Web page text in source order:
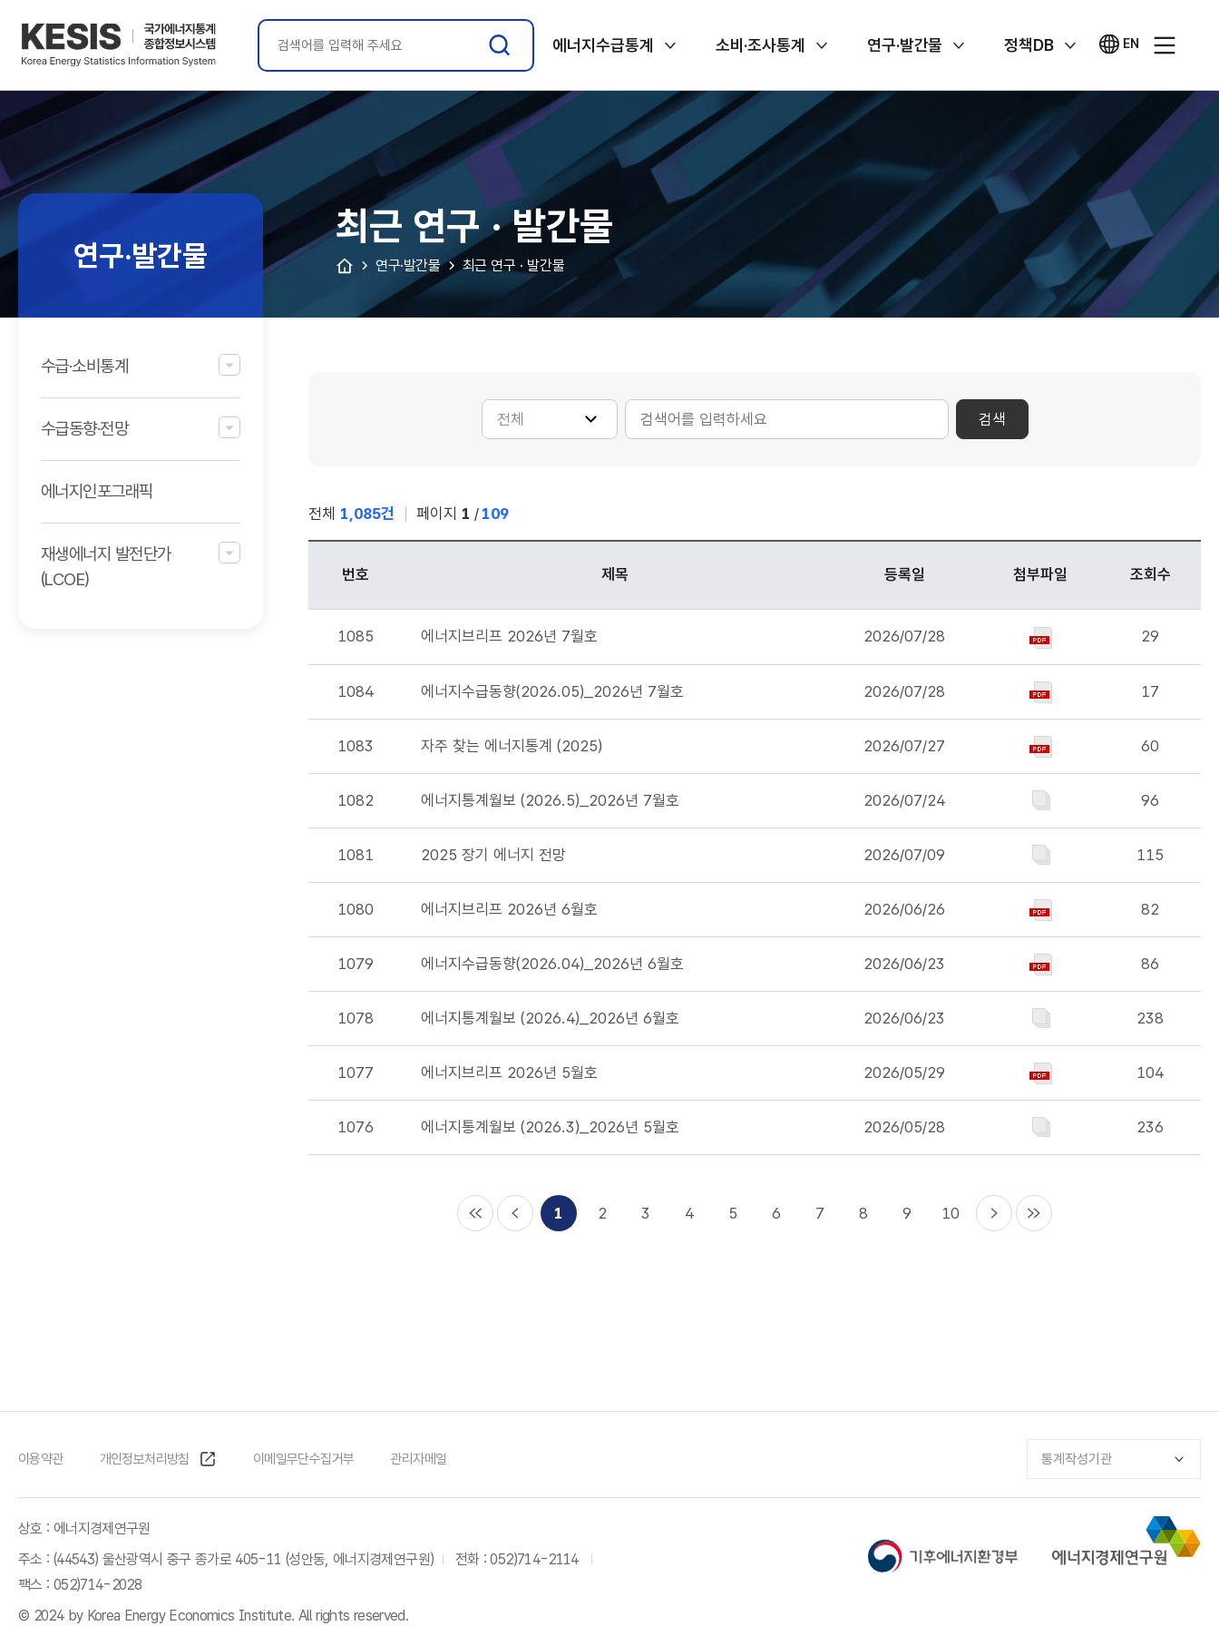
KESIS
국가에너지통계
종합정보시스템
EN
영문
에너지수급통계 소비·조사통계 연구·발간물 정책DB
최근 연구 · 발간물
연구·발간물 최근 연구 · 발간물
연구·발간물
수급·소비통계
수급동향·전망
에너지인포그래픽
재생에너지 발전단가
(LCOE)
검색
전체 1,085건 페이지 1 / 109
·
발간물
제목,
작성자,
등록일,
첨부파일,
번호 제목 등록일 첨부파일 조회수
1085 에너지브리프 2026년 7월호 2026/07/28 29
1084 에너지수급동향(2026.05)_2026년 7월호 2026/07/28 17
1083 자주 찾는 에너지통계 (2025) 2026/07/27 60
1082 에너지통계월보 (2026.5)_2026년 7월호 2026/07/24 96
1081 2025 장기 에너지 전망 2026/07/09 115
1080 에너지브리프 2026년 6월호 2026/06/26 82
1079 에너지수급동향(2026.04)_2026년 6월호 2026/06/23 86
1078 에너지통계월보 (2026.4)_2026년 6월호 2026/06/23 238
1077 에너지브리프 2026년 5월호 2026/05/29 104
1076 에너지통계월보 (2026.3)_2026년 5월호 2026/05/28 236
1 2 3 4 5 6 7 8 9 10
이용약관 개인정보처리방침 이메일무단수집거부 관리자메일 통계작성기관
상호 : 에너지경제연구원
주소 : (44543) 울산광역시 중구 종가로 405-11 (성안동, 에너지경제연구원)
전화 :052)714-2114
팩스 : 052)714-2028
© 2024 by Korea Energy Economics Institute. All rights reserved.